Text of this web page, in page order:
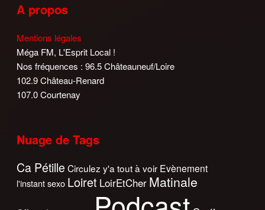
A propos
Mentions légales
Méga FM, L'Esprit Local !
Nos fréquences : 96.5 Châteauneuf/Loire
102.9 Château-Renard
107.0 Courtenay
Nuage de Tags
Ca Pétille Circulez y'a tout à voir Evènement
l'instant sexo Loiret LoirEtCher Matinale